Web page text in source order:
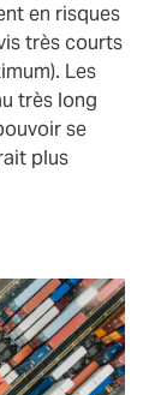
en risques
très courts
Les
très long
se
plus